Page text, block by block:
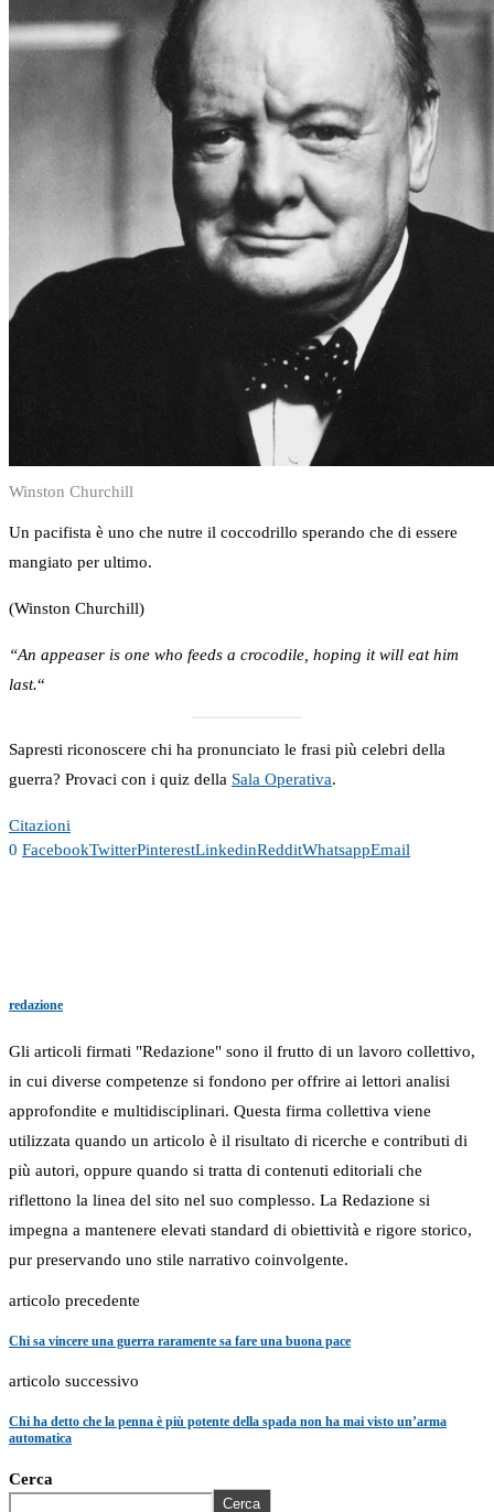
Winston Churchill
Un pacifista è uno che nutre il coccodrillo sperando che di essere
mangiato per ultimo.
(Winston Churchill)
“An appeaser is one who feeds a crocodile, hoping it will eat him
last.“
Sapresti riconoscere chi ha pronunciato le frasi più celebri della
guerra? Provaci con i quiz della Sala Operativa.
Citazioni
0 FacebookTwitterPinterestLinkedinRedditWhatsappEmail
redazione
Gli articoli firmati "Redazione" sono il frutto di un lavoro collettivo,
in cui diverse competenze si fondono per offrire ai lettori analisi
approfondite e multidisciplinari. Questa firma collettiva viene
utilizzata quando un articolo è il risultato di ricerche e contributi di
più autori, oppure quando si tratta di contenuti editoriali che
riflettono la linea del sito nel suo complesso. La Redazione si
impegna a mantenere elevati standard di obiettività e rigore storico,
pur preservando uno stile narrativo coinvolgente.
articolo precedente
Chi sa vincere una guerra raramente sa fare una buona pace
articolo successivo
Chi ha detto che la penna è più potente della spada non ha mai visto un’arma
automatica
Cerca
Cerca